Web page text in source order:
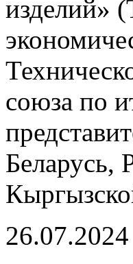
изделий»
союза по
Беларусь,
26.07.2024